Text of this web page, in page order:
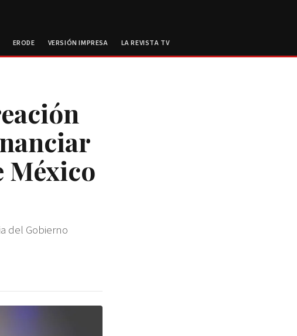
ERODE VERSIÓN IMPRESA LA REVISTA TV
del Gobierno